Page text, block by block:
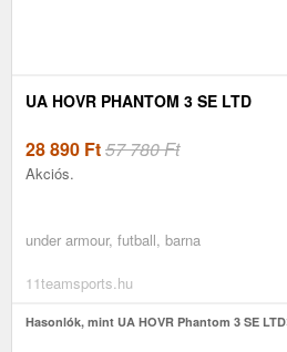
UA HOVR PHANTOM 3 SE LTD
28 890 Ft57 780 Ft
Akciós.
under armour, futball, barna
11teamsports.hu
Hasonlók, mint UA HOVR Phantom 3 SE LTD